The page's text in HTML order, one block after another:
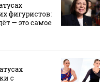
фигуристов:
— это самое
с